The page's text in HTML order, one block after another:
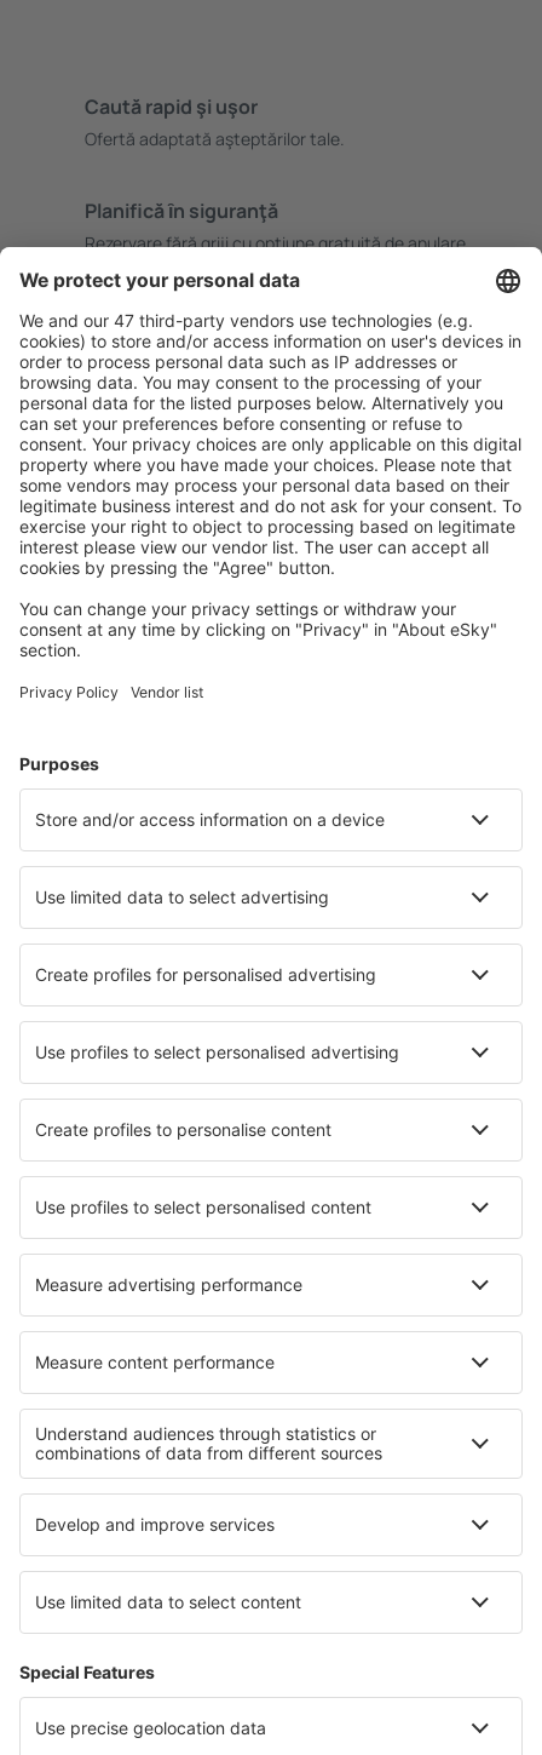
Caută rapid şi uşor
Ofertă adaptată aşteptărilor tale.
Planifică ȋn siguranţă
Rezervare fără griji cu opțiune gratuită de anulare.
Economiseşte mai mult
Prețuri atractive și oferte speciale pentru utilizatorii
conectați.
Cazarea preferată
Alege din peste 1,3 mil. de opţiuni: hoteluri, cabane,
apartamente și altele.
Cele mai căutate hoteluri de către utilizatorii eSky
Hoteluri în Norvegia - Orașe populare
Hoteluri în Oslo
Hoteluri în Drammen Hoteluri în Fredrikstad
Hoteluri în Notteroy Hoteluri Treungen
Cele mai bune hoteluri - orașe
Hoteluri în Palm Beach Shores Hoteluri în Razac-sur-l'Isle
Hoteluri în Vallirana Hoteluri în Burnpur
Hoteluri în Ban Pae Hoteluri în Oberderdingen
Hoteluri în Vieng
Cele mai bune hoteluri - regiuni
Hoteluri in Parcul Național Jotunheimen
Hoteluri in Parcul Național Sør-Spitsbergen
Hoteluri in Svalbard Archipelago
Hoteluri in Parcul Național Rago
Hoteluri in Záhorie Hoteluri in Cantonul Split-Dalmaţia